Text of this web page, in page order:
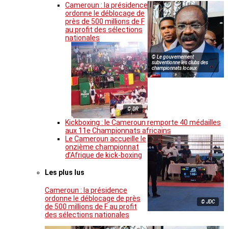
© Le gouvernement
subventionne les clubs des
championnats locaux
Cameroun : la présidence
ordonne le déblocage de
près de 500 millions de F
au profit des sélections
nationales
© DR
Kickboxing : le Cameroun remporte 40 médailles
aux 11e Championnats africains
© JDC
Le Cameroun accueille le
onzième championnat
d’Afrique de kick-boxing
Les plus lus
Cameroun : la présidence
ordonne le déblocage de près
de 500 millions de F au profit
des sélections nationales